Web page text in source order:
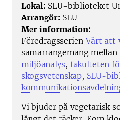
Lokal: SLU-biblioteket
Arrangör: SLU
Mer information:
FöredragsserienVärt att
samarrangemang mellan
miljöanalys, fakulteten
skogsvetenskap, SLU-
Vi bjuder på vegetarisk